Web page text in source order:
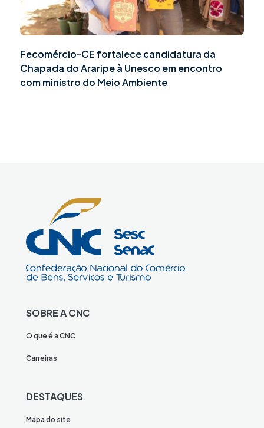
Fecomércio-CE fortalece candidatura da
Chapada do Araripe à Unesco em encontro
com ministro do Meio Ambiente
SOBRE A CNC
O que é a CNC
Carreiras
DESTAQUES
Mapa do site